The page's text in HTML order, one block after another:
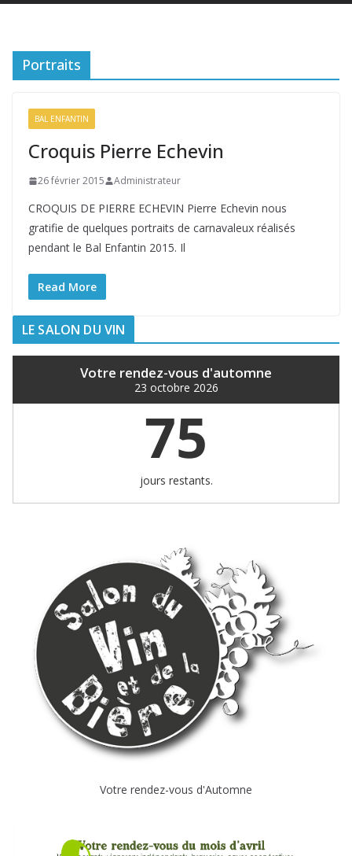
Portraits
BAL ENFANTIN
Croquis Pierre Echevin
26 février 2015 Administrateur
CROQUIS DE PIERRE ECHEVIN Pierre Echevin nous
gratifie de quelques portraits de carnavaleux réalisés
pendant le Bal Enfantin 2015. Il
Read More
LE SALON DU VIN
Votre rendez-vous d'automne
23 octobre 2026
75
jours restants.
Votre rendez-vous d'Automne